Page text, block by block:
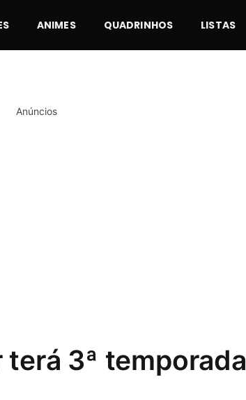
ANIMES QUADRINHOS LISTAS
Anúncios
3ª